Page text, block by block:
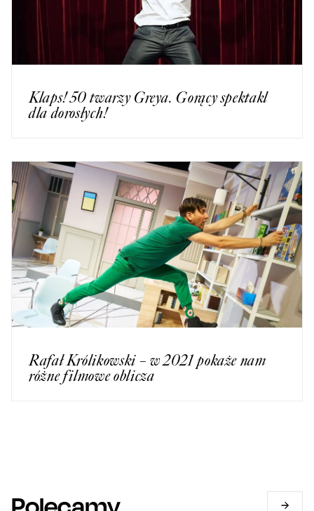
Klaps! 50 twarzy Greya. Gorący spektakl
dla dorosłych!
Rafał Królikowski – w 2021 pokaże nam
różne filmowe oblicza